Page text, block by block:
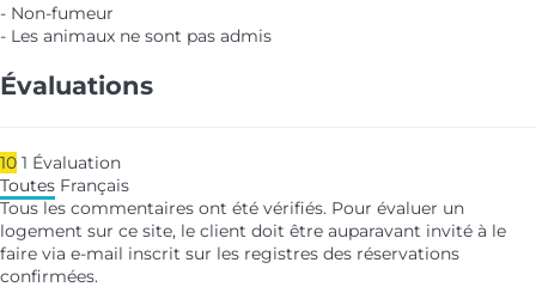
- Non-fumeur
- Les animaux ne sont pas admis
Évaluations
10 1 Évaluation
Toutes Français
Tous les commentaires ont été vérifiés. Pour évaluer un
logement sur ce site, le client doit être auparavant invité à le
faire via e-mail inscrit sur les registres des réservations
confirmées.